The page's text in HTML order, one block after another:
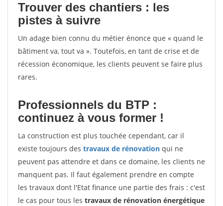
Trouver des chantiers : les
pistes à suivre
Un adage bien connu du métier énonce que « quand le
bâtiment va, tout va ». Toutefois, en tant de crise et de
récession économique, les clients peuvent se faire plus
rares.
Professionnels du BTP :
continuez à vous former !
La construction est plus touchée cependant, car il
existe toujours des travaux de rénovation qui ne
peuvent pas attendre et dans ce domaine, les clients ne
manquent pas. Il faut également prendre en compte
les travaux dont l'Etat finance une partie des frais : c'est
le cas pour tous les travaux de rénovation énergétique